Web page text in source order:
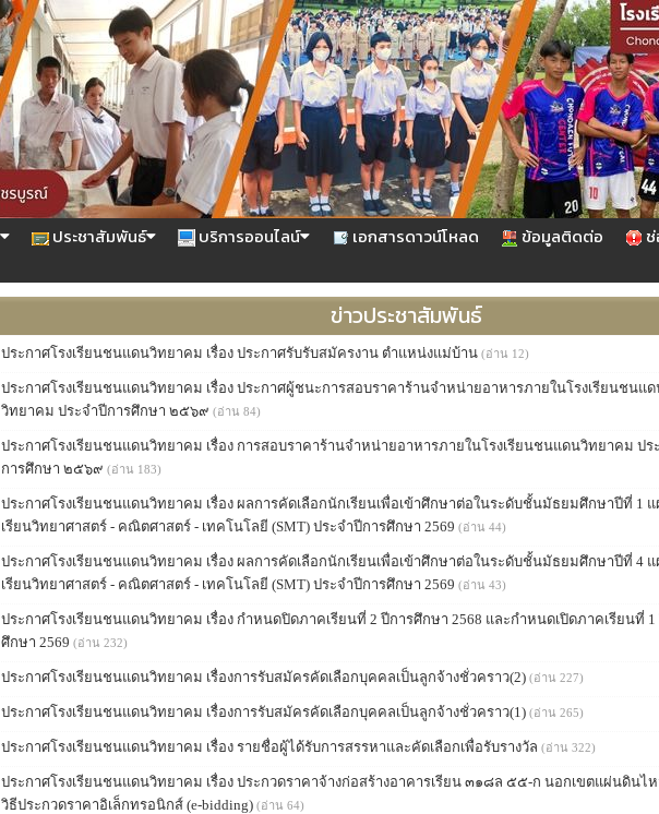
ประชาสัมพันธ์ บริการออนไลน์ เอกสารดาวน์โหลด ข้อมูลติดต่อ
ข่าวประชาสัมพันธ์
ประกาศโรงเรียนชนแดนวิทยาคม เรื่อง ประกาศรับรับสมัครงาน ตำแหน่งแม่บ้าน (อ่าน 12)
ประกาศโรงเรียนชนแดนวิทยาคม เรื่อง ประกาศผู้ชนะการสอบราคาร้านจำหน่ายอาหารภายในโรงเรียนชนแ
วิทยาคม ประจำปีการศึกษา ๒๕๖๙ (อ่าน 84)
ประกาศโรงเรียนชนแดนวิทยาคม เรื่อง การสอบราคาร้านจำหน่ายอาหารภายในโรงเรียนชนแดนวิทยาคม ปร
การศึกษา ๒๕๖๙ (อ่าน 183)
ประกาศโรงเรียนชนแดนวิทยาคม เรื่อง ผลการคัดเลือกนักเรียนเพื่อเข้าศึกษาต่อในระดับชั้นมัธยมศึกษาปีที่ 1
เรียนวิทยาศาสตร์ - คณิตศาสตร์ - เทคโนโลยี (SMT) ประจำปีการศึกษา 2569 (อ่าน 44)
ประกาศโรงเรียนชนแดนวิทยาคม เรื่อง ผลการคัดเลือกนักเรียนเพื่อเข้าศึกษาต่อในระดับชั้นมัธยมศึกษาปีที่ 4
เรียนวิทยาศาสตร์ - คณิตศาสตร์ - เทคโนโลยี (SMT) ประจำปีการศึกษา 2569 (อ่าน 43)
ประกาศโรงเรียนชนแดนวิทยาคม เรื่อง กำหนดปิดภาคเรียนที่ 2 ปีการศึกษา 2568 และกำหนดเปิดภาคเรียนที่ 1
ศึกษา 2569 (อ่าน 232)
ประกาศโรงเรียนชนแดนวิทยาคม เรื่องการรับสมัครคัดเลือกบุคคลเป็นลูกจ้างชั่วคราว(2) (อ่าน 227)
ประกาศโรงเรียนชนแดนวิทยาคม เรื่องการรับสมัครคัดเลือกบุคคลเป็นลูกจ้างชั่วคราว(1) (อ่าน 265)
ประกาศโรงเรียนชนแดนวิทยาคม เรื่อง รายชื่อผู้ได้รับการสรรหาและคัดเลือกเพื่อรับรางวัล (อ่าน 322)
ประกาศโรงเรียนชนแดนวิทยาคม เรื่อง ประกวดราคาจ้างก่อสร้างอาคารเรียน ๓๑๘ล ๕๕-ก นอกเขตแผ่นดินไห
วิธีประกวดราคาอิเล็กทรอนิกส์ (e-bidding) (อ่าน 64)